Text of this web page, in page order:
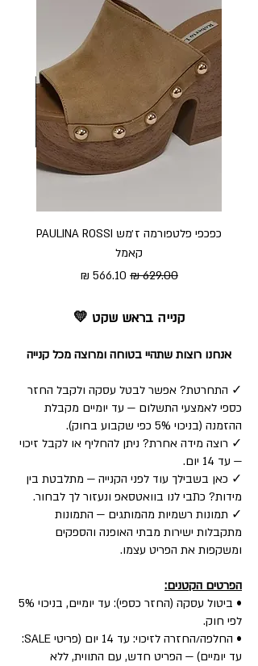
כפכפי פלטפורמה ז׳מש PAULINA ROSSI
קאמל
מחיר רגיל מחיר מבצע
קנייה בראש שקט 💛
אנחנו רוצות שתהיי בטוחה ומרוצה מכל קנייה
✓ התחרטת? אפשר לבטל עסקה ולקבל החזר
כספי לאמצעי התשלום — עד יומיים מקבלת
ההזמנה (בניכוי 5% כפי שקבוע בחוק).
✓ רוצה מידה אחרת? ניתן להחליף או לקבל זיכוי
— עד 14 יום.
✓ כאן בשבילך עוד לפני הקנייה — מתלבטת בין
מידות? כתבי לנו בוואטסאפ ונעזור לך לבחור.
✓ תמונות רשמיות מהמותגים — התמונות
מתקבלות ישירות מבתי האופנה והספקים
ומשקפות את הפריט עצמו.
הפרטים הקטנים:
• ביטול עסקה (החזר כספי): עד יומיים, בניכוי 5%
לפי חוק.
• החלפה/החזרה לזיכוי: עד 14 יום (פריטי SALE:
עד יומיים) — הפריט חדש, עם התווית, ללא